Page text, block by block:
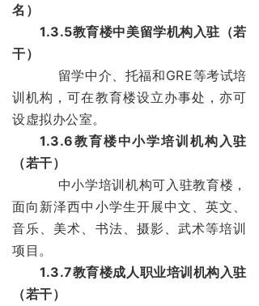
名）
1.3.5教育楼中美留学机构入驻（若
干）
留学中介、托福和GRE等考试培
训机构，可在教育楼设立办事处，亦可
设虚拟办公室。
1.3.6教育楼中小学培训机构入驻
（若干）
中小学培训机构可入驻教育楼，
面向新泽西中小学生开展中文、英文、
音乐、美术、书法、摄影、武术等培训
项目。
1.3.7教育楼成人职业培训机构入驻
（若干）